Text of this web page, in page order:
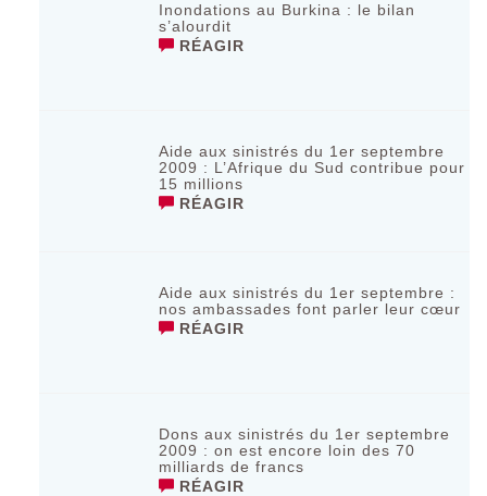
Inondations au Burkina : le bilan
s’alourdit
RÉAGIR
Aide aux sinistrés du 1er septembre
2009 : L’Afrique du Sud contribue pour
15 millions
RÉAGIR
Aide aux sinistrés du 1er septembre :
nos ambassades font parler leur cœur
RÉAGIR
Dons aux sinistrés du 1er septembre
2009 : on est encore loin des 70
milliards de francs
RÉAGIR